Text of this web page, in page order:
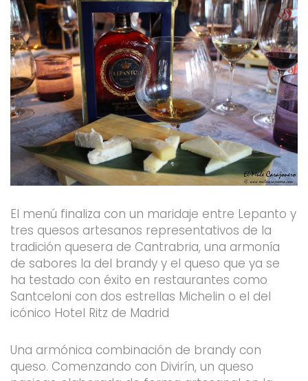
El menú finaliza con un maridaje entre Lepanto y
tres quesos artesanos representativos de la
tradición quesera de Cantrabria, una armonía
de sabores la del brandy y el queso que ya se
ha testado con éxito en restaurantes como
Santceloni con dos estrellas Michelin o el del
icónico Hotel Ritz de Madrid
Una armónica combinación de brandy con
queso. Comenzando con Divirín, un queso